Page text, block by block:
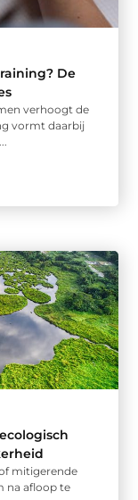
De
verhoogt de
vormt daarbij
mitigerende
na afloop te